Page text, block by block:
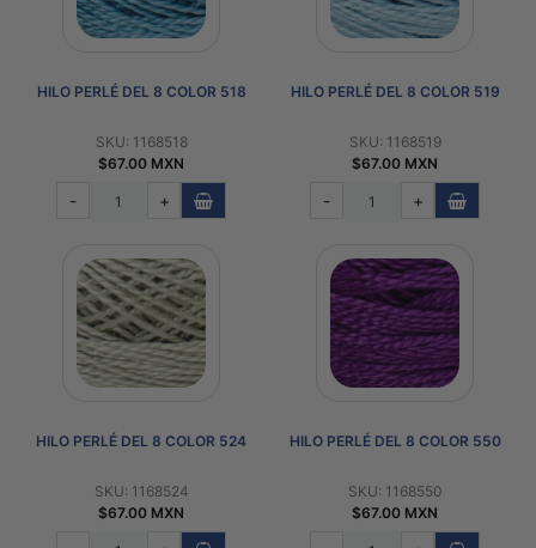
HILO PERLÉ DEL 8 COLOR 518
SKU: 1168518
$67.00 MXN
- +
HILO PERLÉ DEL 8 COLOR 519
SKU: 1168519
$67.00 MXN
- +
HILO PERLÉ DEL 8 COLOR 524
SKU: 1168524
$67.00 MXN
HILO PERLÉ DEL 8 COLOR 550
SKU: 1168550
$67.00 MXN